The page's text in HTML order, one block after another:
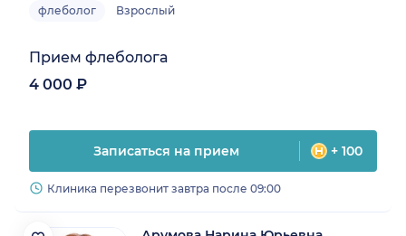
флеболог Взрослый
Прием флеболога
4 000 ₽
Записаться на прием + 100
Клиника перезвонит завтра после 09:00